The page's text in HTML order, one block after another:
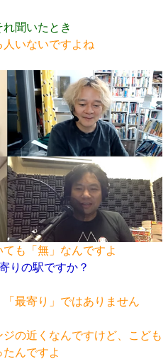
聞いたとき
いないですよね
も「無」なんですよ
りの駅ですか？
最寄り」ではありません
の近くなんですけど、こども
んですよ